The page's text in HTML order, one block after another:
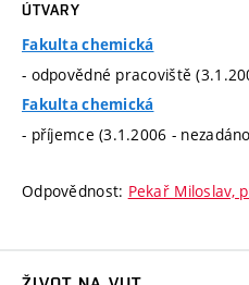
ÚTVARY
Fakulta chemická
- odpovědné pracoviště
Fakulta chemická
- příjemce (3.1.2006 -
Odpovědnost: Pekař Miloslav,